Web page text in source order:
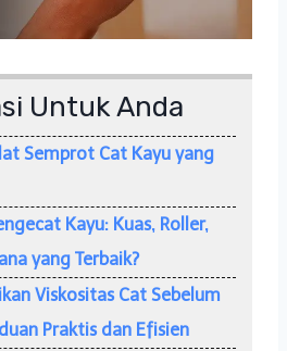
Untuk Anda
Semprot Cat Kayu yang
Kayu: Kuas, Roller,
yang Terbaik?
Viskositas Cat Sebelum
Praktis dan Efisien